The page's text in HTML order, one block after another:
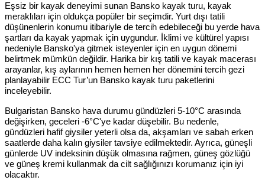
Eşsiz bir kayak deneyimi sunan Bansko kayak turu, kayak
meraklıları için oldukça popüler bir seçimdir. Yurt dışı tatili
düşünenlerin konumu itibariyle de tercih edebileceği bu yerde hava
şartları da kayak yapmak için uygundur. İklimi ve kültürel yapısı
nedeniyle Bansko'ya gitmek isteyenler için en uygun dönemi
belirtmek mümkün değildir. Harika bir kış tatili ve kayak macerası
arayanlar, kış aylarının hemen hemen her dönemini tercih gezi
planlayabilir ECC Tur’un Bansko kayak turu paketlerini
inceleyebilir.
Bulgaristan Bansko hava durumu gündüzleri 5-10°C arasında
değişirken, geceleri -6°C'ye kadar düşebilir. Bu nedenle,
gündüzleri hafif giysiler yeterli olsa da, akşamları ve sabah erken
saatlerde daha kalın giysiler tavsiye edilmektedir. Ayrıca, güneşli
günlerde UV indeksinin düşük olmasına rağmen, güneş gözlüğü
ve güneş kremi kullanmak da cilt sağlığınızı korumanız için iyi
olacaktır.